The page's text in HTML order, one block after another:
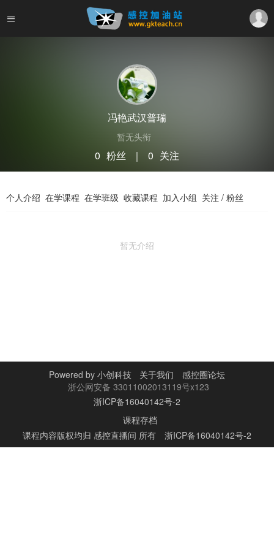
冯艳武汉普瑞
暂无头衔
0 粉丝 ｜ 0 关注
个人介绍 在学课程 在学班级 收藏课程 加入小组 关注 / 粉丝
暂无介绍
Powered by 小创科技 关于我们
感控圈论坛
浙公网安备 33011002013119号x123
浙ICP备16040142号-2
课程存档
课程内容版权均归 感控直播间 所有 浙ICP备16040142号-2